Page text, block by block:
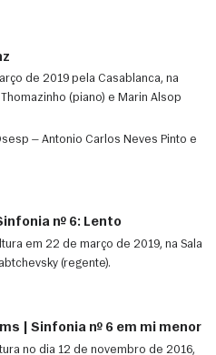
de 2019 pela Casablanca, na
(piano) e Marin Alsop
— Antonio Carlos Neves Pinto e
nº 6: Lento
em 22 de março de 2019, na Sala
(regente).
| Sinfonia nº 6 em mi menor
no dia 12 de novembro de 2016,